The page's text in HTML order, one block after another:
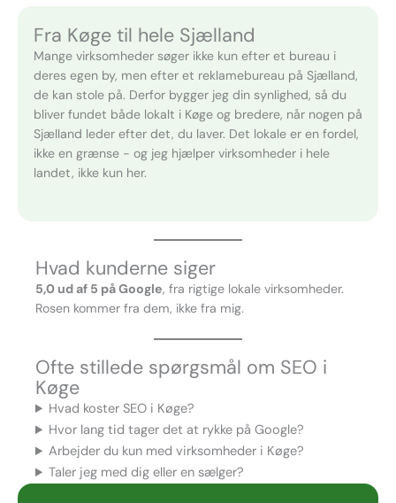
Fra Køge til hele Sjælland
Mange virksomheder søger ikke kun efter et bureau i
deres egen by, men efter et reklamebureau på Sjælland,
de kan stole på. Derfor bygger jeg din synlighed, så du
bliver fundet både lokalt i Køge og bredere, når nogen på
Sjælland leder efter det, du laver. Det lokale er en fordel,
ikke en grænse - og jeg hjælper virksomheder i hele
landet, ikke kun her.
Hvad kunderne siger
5,0 ud af 5 på Google, fra rigtige lokale virksomheder.
Rosen kommer fra dem, ikke fra mig.
Ofte stillede spørgsmål om SEO i
Køge
Hvad koster SEO i Køge?
Hvor lang tid tager det at rykke på Google?
Arbejder du kun med virksomheder i Køge?
Taler jeg med dig eller en sælger?